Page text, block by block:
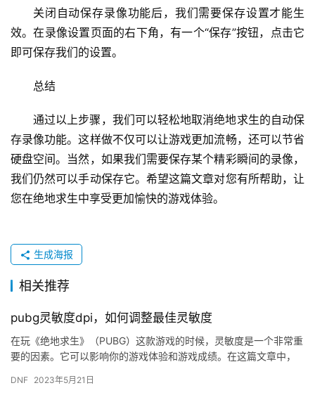
关闭自动保存录像功能后，我们需要保存设置才能生
效。在录像设置页面的右下角，有一个“保存”按钮，点击它
即可保存我们的设置。
总结
通过以上步骤，我们可以轻松地取消绝地求生的自动保
存录像功能。这样做不仅可以让游戏更加流畅，还可以节省
硬盘空间。当然，如果我们需要保存某个精彩瞬间的录像，
我们仍然可以手动保存它。希望这篇文章对您有所帮助，让
您在绝地求生中享受更加愉快的游戏体验。
生成海报
相关推荐
pubg灵敏度dpi，如何调整最佳灵敏度
在玩《绝地求生》（PUBG）这款游戏的时候，灵敏度是一个非常重
要的因素。它可以影响你的游戏体验和游戏成绩。在这篇文章中，
DNF 2023年5月21日